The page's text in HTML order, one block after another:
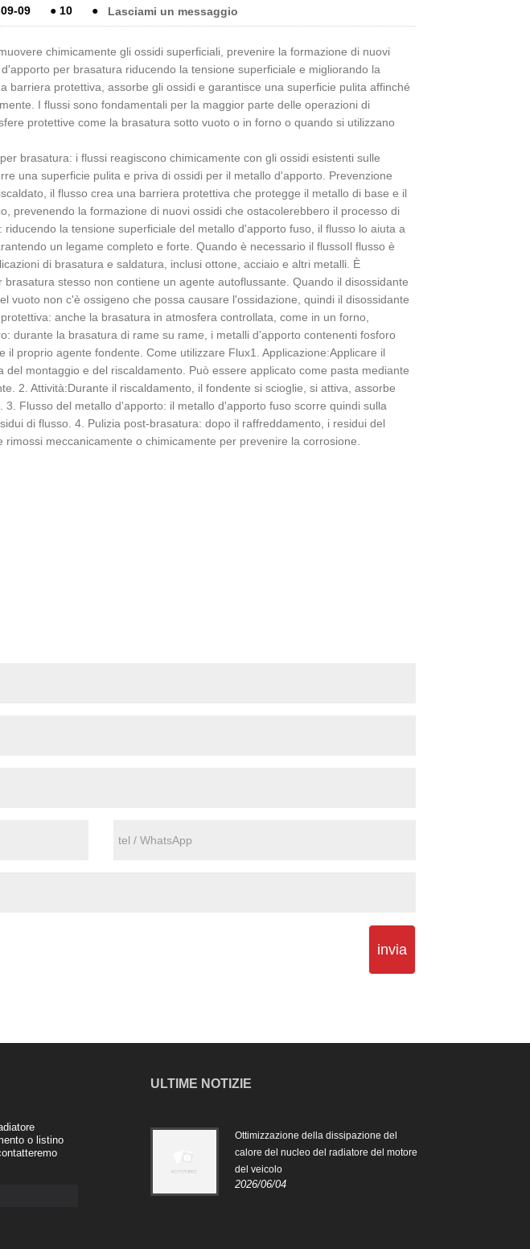
09 ● 10 ● Lasciami un messaggio
chimicamente gli ossidi superficiali, prevenire la formazione di nuovi
per brasatura riducendo la tensione superficiale e migliorando la
barriera protettiva, assorbe gli ossidi e garantisce una superficie pulita affinché
I flussi sono fondamentali per la maggior parte delle operazioni di
protettive come la brasatura sotto vuoto o in forno o quando si utilizzano
brasatura: i flussi reagiscono chimicamente con gli ossidi esistenti sulle
una superficie pulita e priva di ossidi per il metallo d'apporto. Prevenzione
il flusso crea una barriera protettiva che protegge il metallo di base e il
prevenendo la formazione di nuovi ossidi che ostacolerebbero il processo di
la tensione superficiale del metallo d'apporto fuso, il flusso lo aiuta a
un legame completo e forte. Quando è necessario il flussoIl flusso è
di brasatura e saldatura, inclusi ottone, acciaio e altri metalli. È
stesso non contiene un agente autoflussante. Quando il disossidante
vuoto non c'è ossigeno che possa causare l'ossidazione, quindi il disossidante
anche la brasatura in atmosfera controllata, come in un forno,
durante la brasatura di rame su rame, i metalli d'apporto contenenti fosforo
il proprio agente fondente. Come utilizzare Flux1. Applicazione:Applicare il
del montaggio e del riscaldamento. Può essere applicato come pasta mediante
2. Attività:Durante il riscaldamento, il fondente si scioglie, si attiva, assorbe
Flusso del metallo d'apporto: il metallo d'apporto fuso scorre quindi sulla
di flusso. 4. Pulizia post-brasatura: dopo il raffreddamento, i residui del
meccanicamente o chimicamente per prevenire la corrosione.
invia
o listino
ULTIME NOTIZIE
in alluminio dell'azienda Nanjing
dei radiatori in lega di
Ottimizzazione della dissipazione del
calore del nucleo del radiatore del motore
del veicolo
2026/06/04